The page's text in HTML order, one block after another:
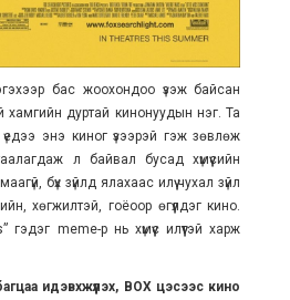
бас жоохондоо үзэж байсан
дуртай кинонуудын нэг. Та
үедээ энэ киног үзээрэй гэж зөвлөж
л байвал бусад хүмүүсийн
бүх зүйлд ялахаас илүү чухал зүйл
хөгжилтэй, гоёоор өгүүлдэг кино.
meme-р нь хүмүүс илүүтэй харж
идэвхжүүлэх, BOX цэсээс кино